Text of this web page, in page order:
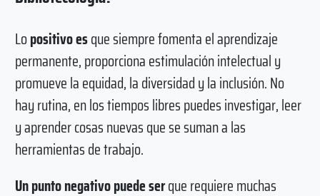
Lopositivo esque siempre fomenta el aprendizaje
permanente, proporciona estimulación intelectual y
promueve la equidad, la diversidad y la inclusión. No
hay rutina, en los tiempos libres puedes investigar, leer
y aprender cosas nuevas que se suman a las
herramientas de trabajo.
Un punto negativo puede serque requiere muchas